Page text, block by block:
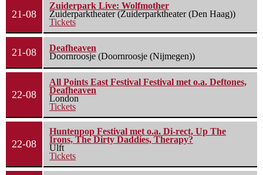
21-08
Zuiderpark Live: Wolfmother
Zuiderparktheater (Zuiderparktheater (Den Haag))
Tickets
21-08
Deafheaven
Doornroosje (Doornroosje (Nijmegen))
22-08
All Points East Festival Festival met o.a. Deftones,
Deafheaven
London
Tickets
22-08
Huntenpop Festival met o.a. Di-rect, Up The
Irons, The Dirty Daddies, Therapy?
Ulft
Tickets